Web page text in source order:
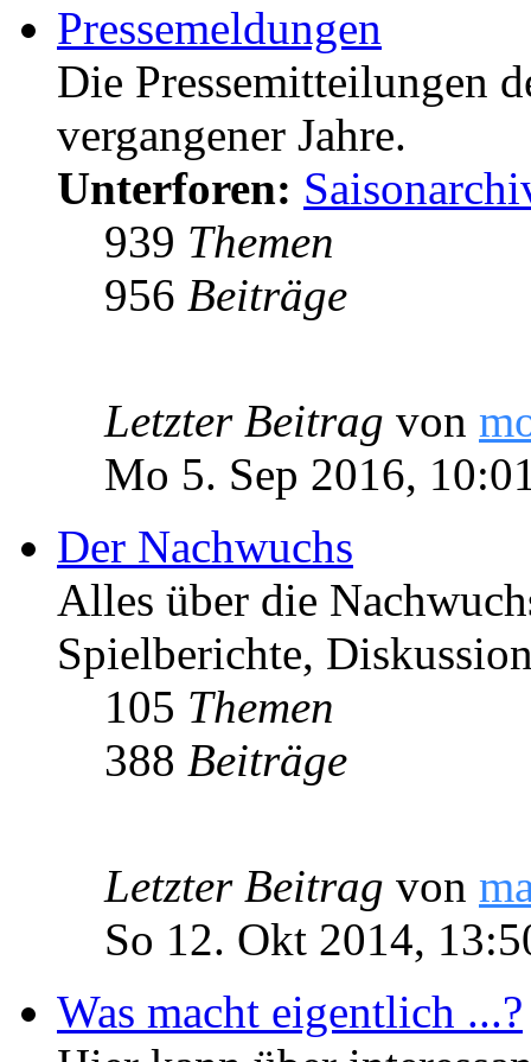
Pressemeldungen
Die Pressemitteilungen
vergangener Jahre.
Unterforen:
939 Themen
956 Beiträge
Letzter Beitrag von
Mo 5. Sep 2016,
Der Nachwuchs
Alles über die
Spielberichte,
105 Themen
388 Beiträge
Letzter Beitrag von
So 12. Okt 2014,
Was macht eigentlich ...?